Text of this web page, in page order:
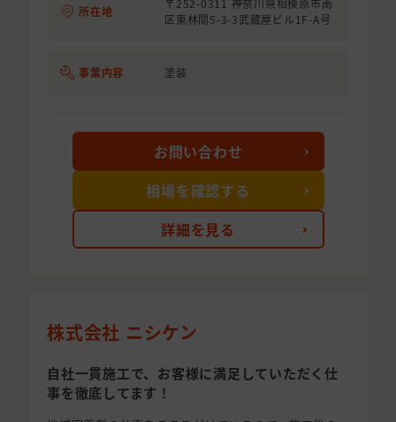
所在地
〒252-0311 神奈川県相模原市南
区東林間5-3-3武蔵屋ビル1F-A号
事業内容 塗装
詳細を見る
お問い合わせ
相場を確認する
株式会社 ニシケン
自社一貫施工で、お客様に満足していただく仕
事を徹底してます！